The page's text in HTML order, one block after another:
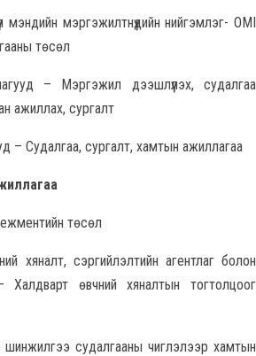
мэндийн мэргэжилтнүүдийн нийгэмлэг- OMI
төсөл
– Мэргэжил дээшлүүлэх, судалгаа
ажиллах, сургалт
– Судалгаа, сургалт, хамтын ажиллагаа
төсөл
хяналт, сэргийлэлтийн агентлаг болон
өвчний хяналтын тогтолцоог
судалгааны чиглэлээр хамтын